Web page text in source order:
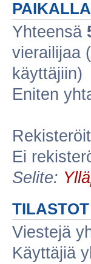
Yhteensä
vierailijaa
käyttäjiin)
Eniten
Ei
Selite:
TILASTOT
Viestejä
Käyttäjiä